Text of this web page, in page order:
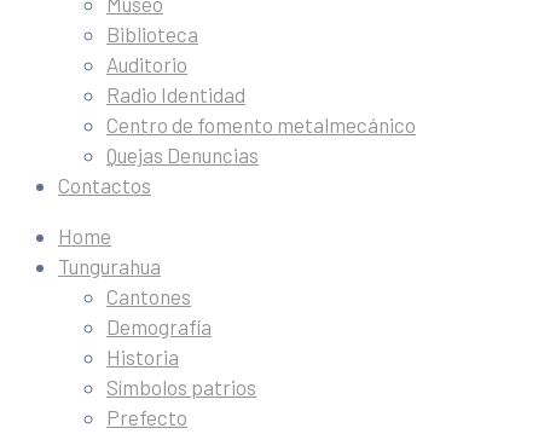
Biblioteca
Auditorio
Radio Identidad
Centro de fomento metalmecánico
Quejas Denuncias
Contactos
Home
Tungurahua
Cantones
Demografía
Historia
Símbolos patrios
Prefecto